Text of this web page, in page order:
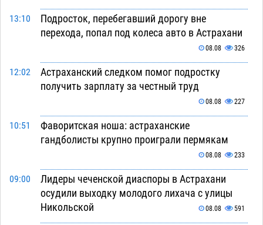
13:10
Подросток, перебегавший дорогу вне
перехода, попал под колеса авто в Астрахани
08.08 326
12:02
Астраханский следком помог подростку
получить зарплату за честный труд
08.08 227
10:51
Фаворитская ноша: астраханские
гандболисты крупно проиграли пермякам
08.08 233
09:00
Лидеры чеченской диаспоры в Астрахани
осудили выходку молодого лихача с улицы
Никольской
08.08 591